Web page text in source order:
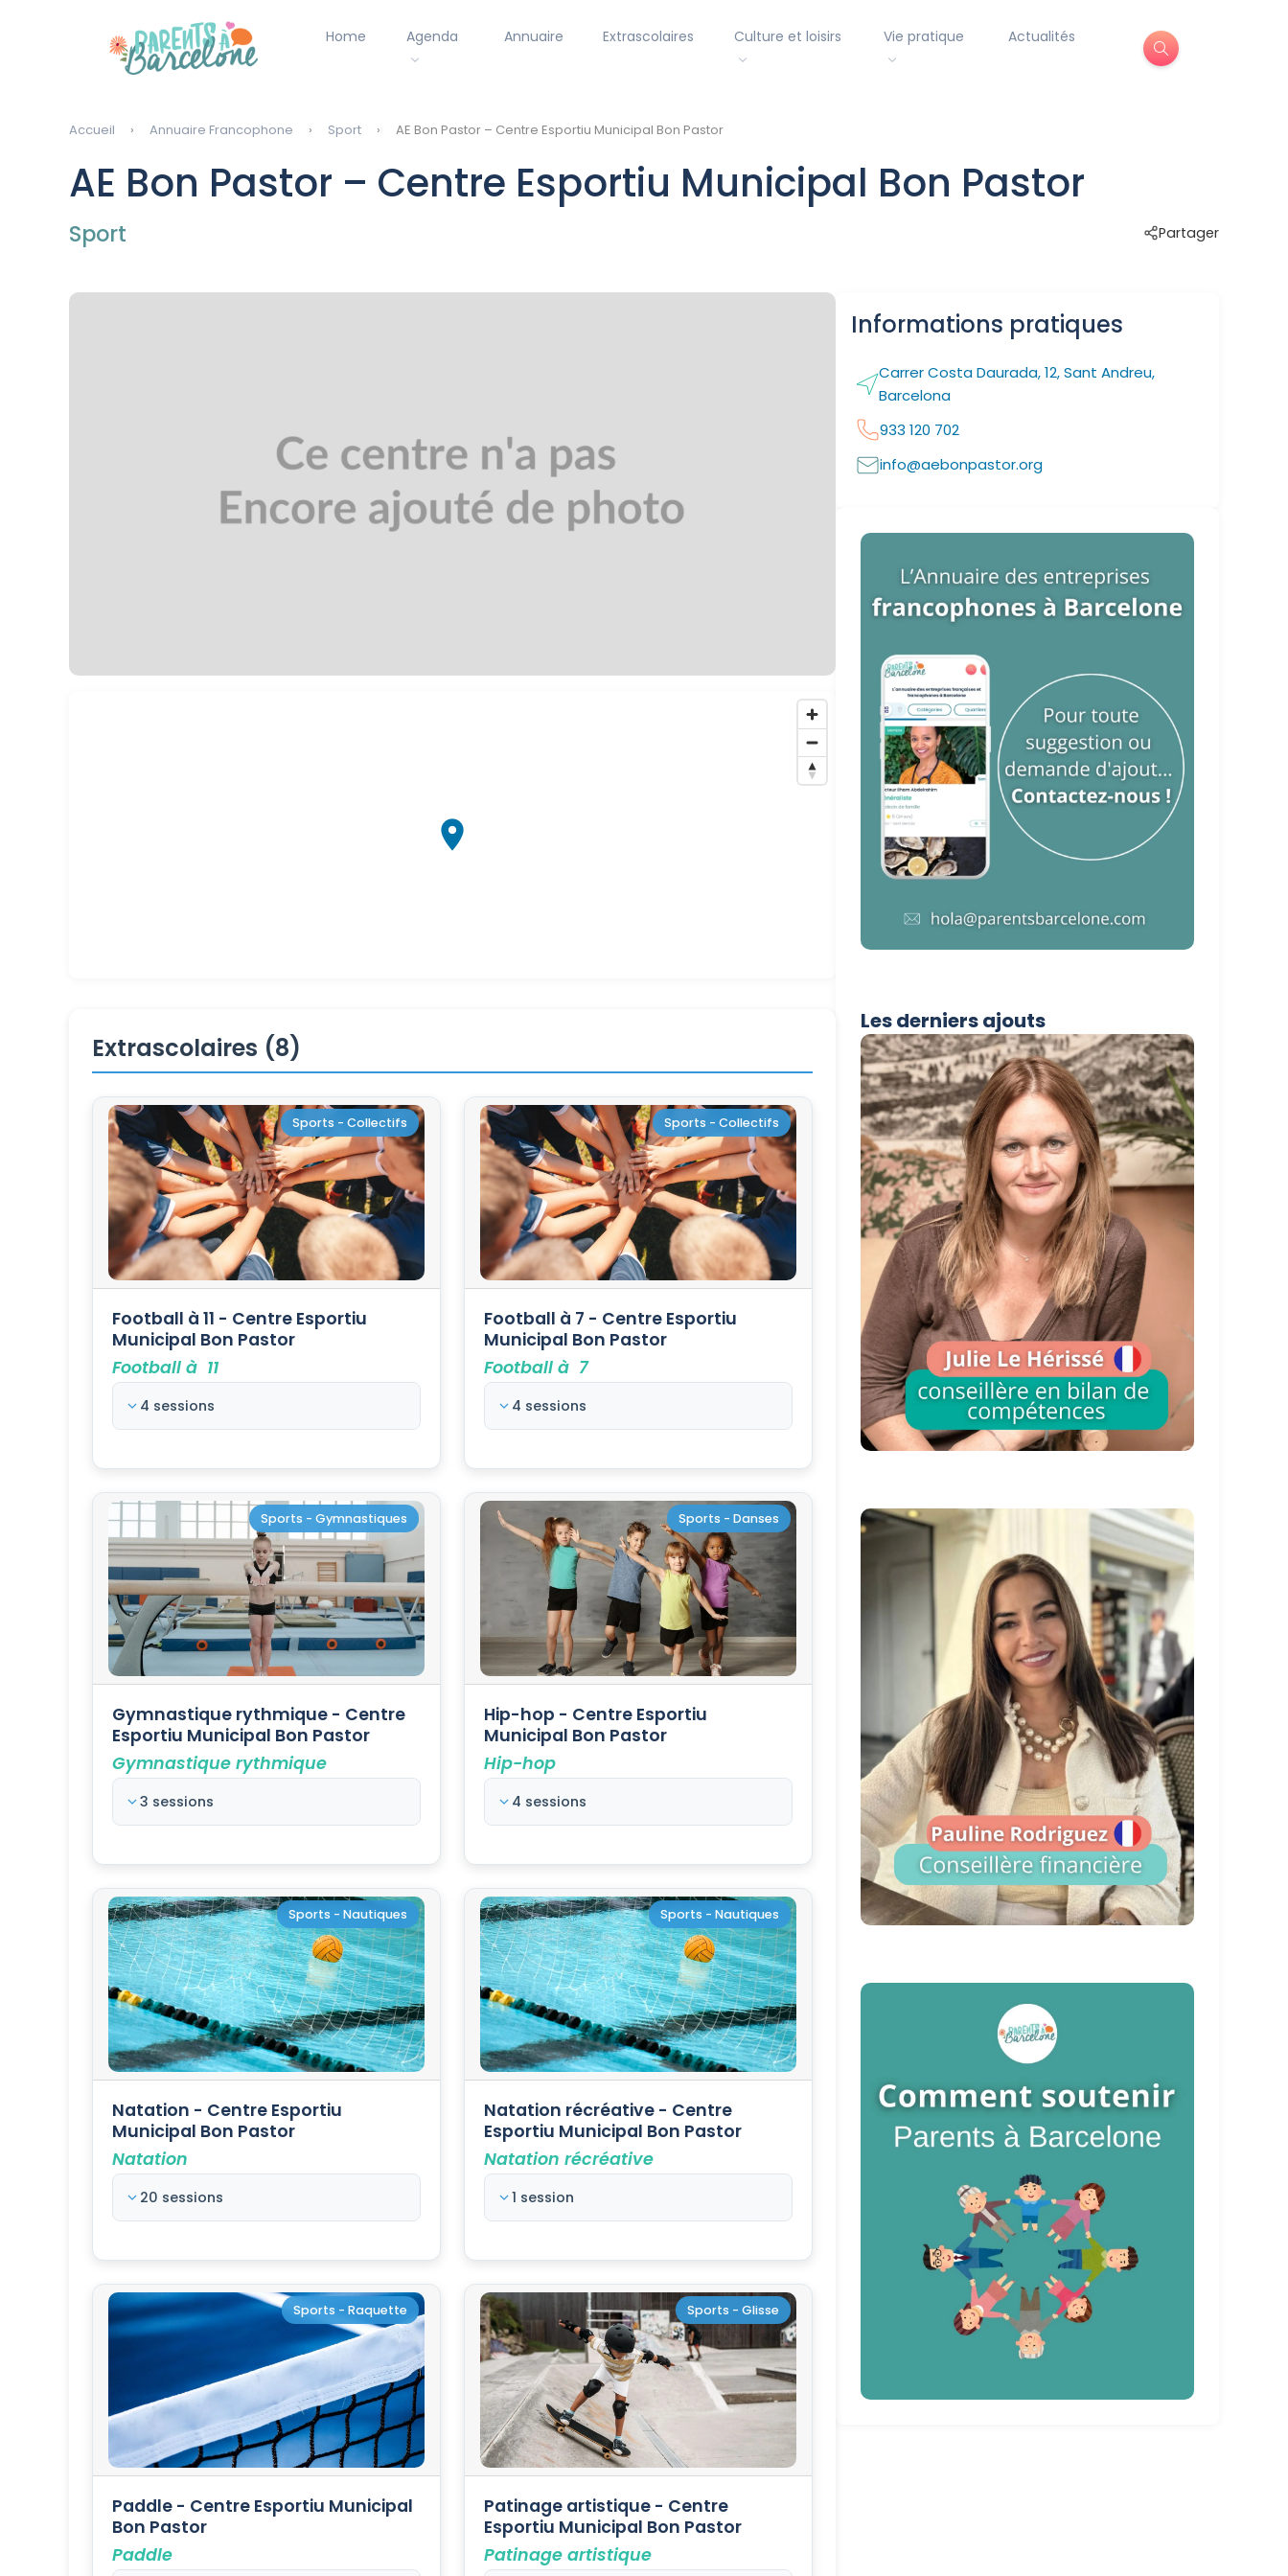
Home Agenda Annuaire Extrascolaires Culture et loisirs Vie pratique Actualités
Accueil Annuaire Francophone Sport AE Bon Pastor – Centre Esportiu Municipal Bon Pastor
AE Bon Pastor – Centre Esportiu Municipal Bon Pastor
Sport Partager
Extrascolaires (8)
Sports - Collectifs
Football à 11 - Centre Esportiu
Municipal Bon Pastor
Football à 11
4 sessions
Sports - Collectifs
Football à 7 - Centre Esportiu
Municipal Bon Pastor
Football à 7
4 sessions
Sports - Gymnastiques
Gymnastique rythmique - Centre
Esportiu Municipal Bon Pastor
Gymnastique rythmique
3 sessions
Sports - Danses
Hip-hop - Centre Esportiu
Municipal Bon Pastor
Hip-hop
4 sessions
Sports - Nautiques
Natation - Centre Esportiu
Municipal Bon Pastor
Natation
20 sessions
Sports - Nautiques
Natation récréative - Centre
Esportiu Municipal Bon Pastor
Natation récréative
1 session
Sports - Raquette
Paddle - Centre Esportiu Municipal
Bon Pastor
Paddle
Sports - Glisse
Patinage artistique - Centre
Esportiu Municipal Bon Pastor
Patinage artistique
Informations pratiques
Carrer Costa Daurada, 12, Sant Andreu,
Barcelona
933 120 702
info@aebonpastor.org
Les derniers ajouts